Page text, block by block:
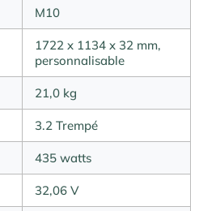
M10
1722 x 1134 x 32 mm,
personnalisable
21,0 kg
3.2 Trempé
435 watts
32,06 V